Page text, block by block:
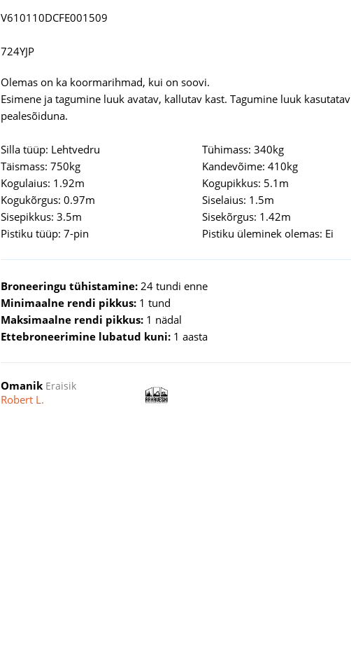
V610110DCFE001509
724YJP
Olemas on ka koormarihmad, kui on soovi.
Esimene ja tagumine luuk avatav, kallutav kast. Tagumine luuk kasutatav
pealesõiduna.
Silla tüüp: Lehtvedru
Tühimass: 340kg
Täismass: 750kg
Kandevõime: 410kg
Kogulaius: 1.92m
Kogupikkus: 5.1m
Kogukõrgus: 0.97m
Siselaius: 1.5m
Sisepikkus: 3.5m
Sisekõrgus: 1.42m
Pistiku tüüp: 7-pin
Pistiku üleminek olemas: Ei
Broneeringu tühistamine: 24 tundi enne
Minimaalne rendi pikkus: 1 tund
Maksimaalne rendi pikkus: 1 nädal
Ettebroneerimine lubatud kuni: 1 aasta
Omanik Eraisik
Robert L.